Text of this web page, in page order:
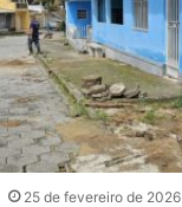
25 de fevereiro de 2026